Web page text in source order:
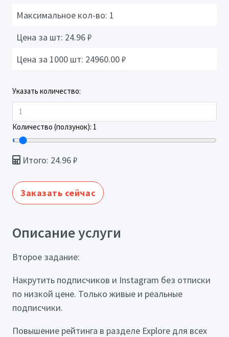
Максимальное кол-во: 1
Цена за шт: 24.96₽
Цена за 1000 шт: 24960.00₽
Указать количество:
Количество (ползунок): 1
Итого: 24.96₽
Заказать сейчас
Описание услуги
Второе задание:
Накрутить подписчиков и Instagram без отписки
по низкой цене. Только живые и реальные
подписчики.
Повышение рейтинга в разделе Explore для всех